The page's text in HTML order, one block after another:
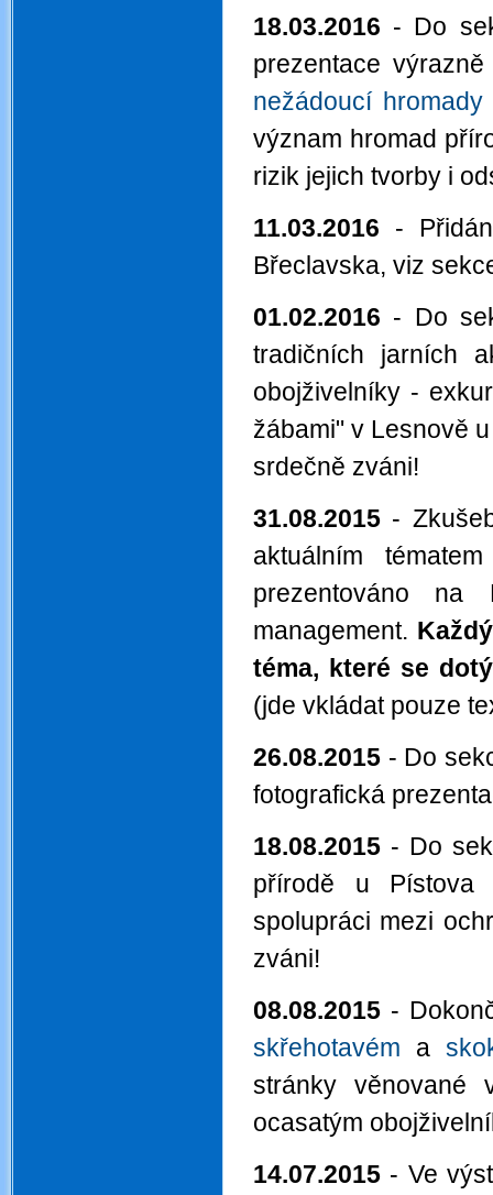
18.03.2016 - Do
prezentace
nežádoucí
význam hromad
rizik jejich tvorby i
11.03.2016 -
Břeclavska, viz
01.02.2016 - Do
tradičních jarních
obojživelníky -
žábami" v Lesnově
srdečně zváni!
31.08.2015 -
aktuálním
prezentováno
management.
téma, které se
(jde vkládat pouze
26.08.2015 - Do
fotografická
18.08.2015 - Do
přírodě u
spolupráci mezi
zváni!
08.08.2015 -
skřehotavém a
stránky věnované
ocasatým
14.07.2015 - Ve